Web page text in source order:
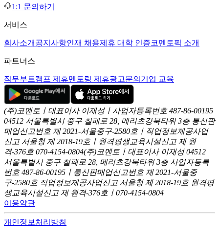
1:1 문의하기
서비스
회사소개 공지사항인재 채용제휴 대학 인증코멘토픽 소개
파트너스
직무부트캠프 제휴멘토링 제휴광고문의 기업 교육
(주)코멘토ㅣ대표이사 이재성ㅣ사업자등록번호 487-86-00195
04512 서울특별시 중구 칠패로 28, 메리츠강북타워 3층 통신판
매업신고번호 제 2021-서울중구-2580호ㅣ직업정보제공사업
신고 서울청 제 2018-19호ㅣ원격평생교육시설신고 제 원
격-376호 070-4154-0804(주)코멘토ㅣ대표이사 이재성 04512
서울특별시 중구 칠패로 28, 메리츠강북타워 3층 사업자등록
번호 487-86-00195ㅣ통신판매업신고번호 제 2021-서울중
구-2580호 직업정보제공사업신고 서울청 제 2018-19호 원격평
생교육시설신고 제 원격-376호ㅣ070-4154-0804
이용약관
개인정보처리방침